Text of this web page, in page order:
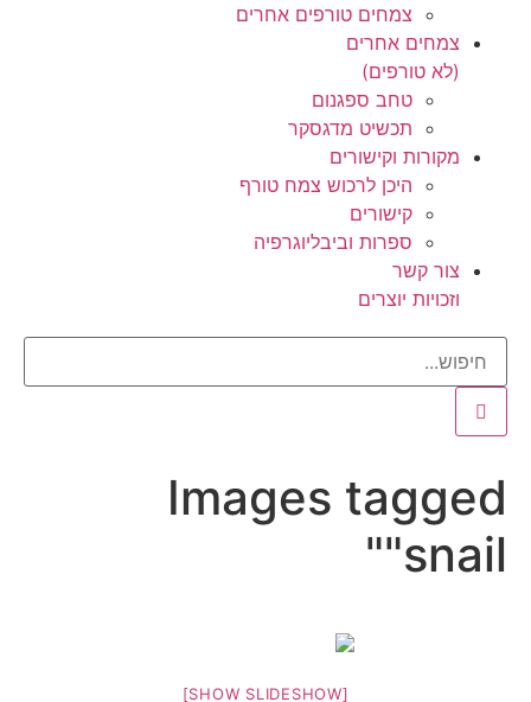
צמחים טורפים אחרים
צמחים אחרים
(לא טורפים)
טחב ספגנום
תכשיט מדגסקר
מקורות וקישורים
היכן לרכוש צמח טורף
קישורים
ספרות וביבליוגרפיה
צור קשר
וזכויות יוצרים
Images tagged
"snail"
[SHOW SLIDESHOW]